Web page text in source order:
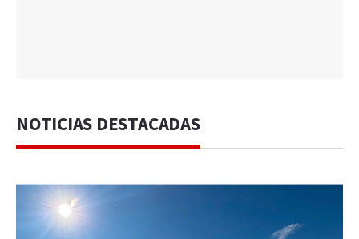
NOTICIAS DESTACADAS